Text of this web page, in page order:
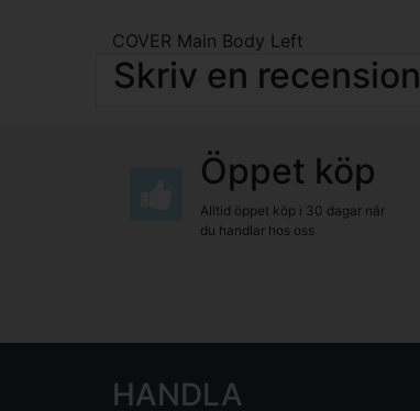
COVER Main Body Left
Skriv en recension
Öppet köp
Alltid öppet köp i 30 dagar när
du handlar hos oss
HANDLA